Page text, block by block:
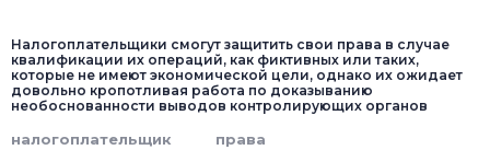
Налогоплательщики смогут защитить свои права в случае
квалификации их операций, как фиктивных или таких,
которые не имеют экономической цели, однако их ожидает
довольно кропотливая работа по доказыванию
необоснованности выводов контролирующих органов
налогоплательщик права